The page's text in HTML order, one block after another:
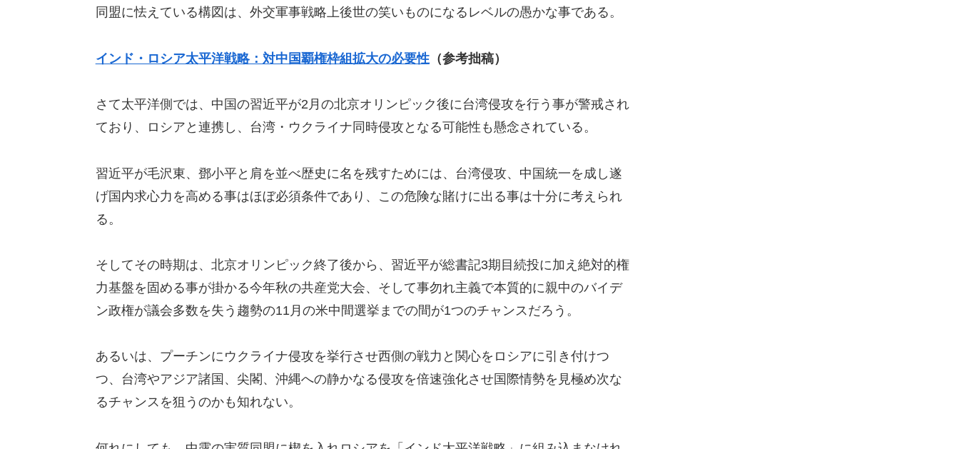
同盟に怯えている構図は、外交軍事戦略上後世の笑いものになるレベルの愚かな事である。
インド・ロシア太平洋戦略：対中国覇権枠組拡大の必要性（参考拙稿）
さて太平洋側では、中国の習近平が2月の北京オリンピック後に台湾侵攻を行う事が警戒され
ており、ロシアと連携し、台湾・ウクライナ同時侵攻となる可能性も懸念されている。
習近平が毛沢東、鄧小平と肩を並べ歴史に名を残すためには、台湾侵攻、中国統一を成し遂
げ国内求心力を高める事はほぼ必須条件であり、この危険な賭けに出る事は十分に考えられ
る。
そしてその時期は、北京オリンピック終了後から、習近平が総書記3期目続投に加え絶対的権
力基盤を固める事が掛かる今年秋の共産党大会、そして事勿れ主義で本質的に親中のバイデ
ン政権が議会多数を失う趨勢の11月の米中間選挙までの間が1つのチャンスだろう。
あるいは、プーチンにウクライナ侵攻を挙行させ西側の戦力と関心をロシアに引き付けつ
つ、台湾やアジア諸国、尖閣、沖縄への静かなる侵攻を倍速強化させ国際情勢を見極め次な
るチャンスを狙うのかも知れない。